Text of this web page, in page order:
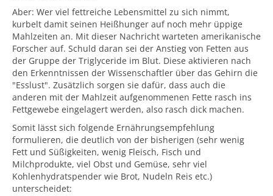
Aber: Wer viel fettreiche Lebensmittel zu sich nimmt,
kurbelt damit seinen Heißhunger auf noch mehr üppige
Mahlzeiten an. Mit dieser Nachricht warteten amerikanische
Forscher auf. Schuld daran sei der Anstieg von Fetten aus
der Gruppe der Triglyceride im Blut. Diese aktivieren nach
den Erkenntnissen der Wissenschaftler über das Gehirn die
"Esslust". Zusätzlich sorgen sie dafür, dass auch die
anderen mit der Mahlzeit aufgenommenen Fette rasch ins
Fettgewebe eingelagert werden, also rasch dick machen.
Somit lässt sich folgende Ernährungsempfehlung
formulieren, die deutlich von der bisherigen (sehr wenig
Fett und Süßigkeiten, wenig Fleisch, Fisch und
Milchprodukte, viel Obst und Gemüse, sehr viel
Kohlenhydratspender wie Brot, Nudeln Reis etc.)
unterscheidet: